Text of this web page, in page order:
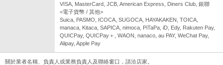
VISA, MasterCard, JCB, American Express, Diners Club, 銀聯
<電子貨幣 / 其他>
Suica, PASMO, ICOCA, SUGOCA, HAYAKAKEN, TOICA,
manaca, Kitaca, SAPICA, nimoca, PiTaPa, iD, Edy, Rakuten Pay,
QUICPay, QUICPay＋, WAON, nanaco, au PAY, WeChat Pay,
Alipay, Apple Pay
關於業者名稱、負責人或業務負責人及聯絡窗口，請洽店家。